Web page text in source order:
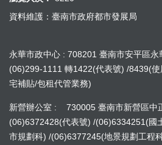
資料維護：臺南市政府都市發展局
永華市政中心 : 708201 臺南市安平區
(06)299-1111 轉1422(代表號) /8439(
宅補貼/包租代管業務)
新營辦公室 : 730005 臺南市新營區
(06)6372428(代表號) /(06)6334251(國
市規劃科) /(06)6377245(地景規劃工程